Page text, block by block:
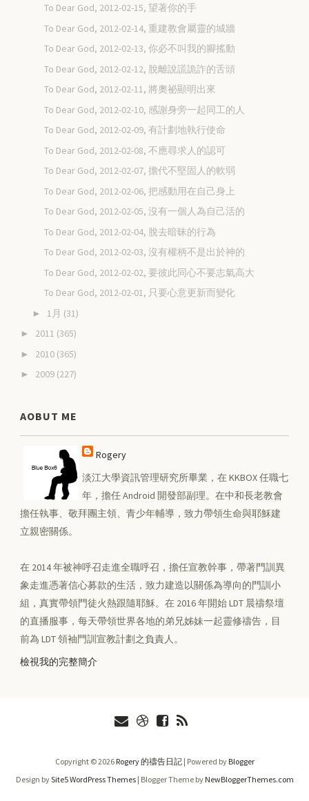
To Dear God, 2012-02-15, 望著你的手
To Dear God, 2012-02-14, 重建教會屬靈的城牆
To Dear God, 2012-02-13, 你必不叫我的腳搖動
To Dear God, 2012-02-12, 脫離說謊詭詐的舌頭
To Dear God, 2012-02-11, 將奧祕顯明出來
To Dear God, 2012-02-10, 感謝身旁一起同工的人
To Dear God, 2012-02-09, 有計劃地執行使命
To Dear God, 2012-02-08, 不應尋求人的認可
To Dear God, 2012-02-07, 擔代不堅固人的軟弱
To Dear God, 2012-02-06, 把感動用在自己身上
To Dear God, 2012-02-05, 沒有一個人為自己活的
To Dear God, 2012-02-04, 脫去暗昧的行為
To Dear God, 2012-02-03, 沒有權柄不是出於神的
To Dear God, 2012-02-02, 要彼此同心不要志氣高大
To Dear God, 2012-02-01, 只要心意更新而變化
► 1月 (31)
► 2011 (365)
► 2010 (365)
► 2009 (227)
AOBUT ME
Rogery
淡江大學資訊管理研究所畢業，在 KKBOX 任職七
年，擔任 Android 開發部副理。在中和長老教會
擔任執事、敬拜團主領、青少年輔導，致力帶領生命與耶穌建
立親密關係。
在 2014 年被神呼召走進全職呼召，擔任宣教幹事，帶著門訓異
象走進憑著信心募款的生活，致力建造以關係為導向的門訓小
組，真實帶領門徒火熱跟隨耶穌。在 2016 年開始 LDT 晨禱祭壇
的直播服事，每天帶領世界各地的弟兄姊妹一起靈修禱告，目
前為 LDT 領袖門訓宣教計劃之負責人。
檢視我的完整簡介
Copyright ©2026 Rogery 的禱告日記| Powered by Blogger
Design bySite5 WordPress Themes| Blogger Theme by NewBloggerThemes.com